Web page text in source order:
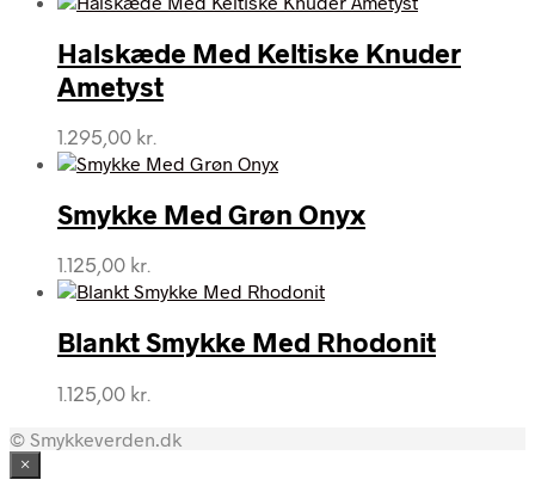
Halskæde Med Keltiske Knuder
Ametyst
1.295,00 kr.
Smykke Med Grøn Onyx
1.125,00 kr.
Blankt Smykke Med Rhodonit
1.125,00 kr.
© Smykkeverden.dk
×